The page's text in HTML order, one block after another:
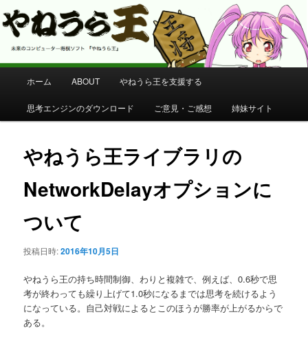
やねうら王 公式サイト
コンピューター将棋 やねうら王 公式サイト
メ
メ
イ
コ
ン
テ
ン
ツ
へ
ホーム ABOUT やねうら王を支援する
思考エンジンのダウンロード ご意見・ご感想 姉妹サイト
やねうら王ライブラリの
NetworkDelayオプションに
ついて
投稿日時:2016年10月5日
やねうら王の持ち時間制御、わりと複雑で、例えば、0.6秒で思
考が終わっても繰り上げて1.0秒になるまでは思考を続けるよう
になっている。自己対戦によるとこのほうが勝率が上がるからで
ある。